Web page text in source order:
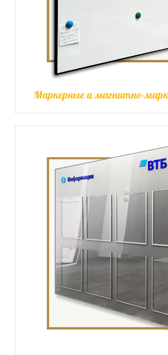
Маркерные и магнитно-